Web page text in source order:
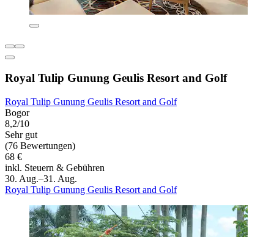
Royal Tulip Gunung Geulis Resort and Golf
Royal Tulip Gunung Geulis Resort and Golf
Bogor
8,2/10
Sehr gut
(76 Bewertungen)
68 €
inkl. Steuern & Gebühren
30. Aug.–31. Aug.
Royal Tulip Gunung Geulis Resort and Golf